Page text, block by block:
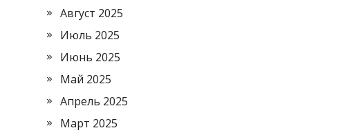
Август 2025
Июль 2025
Июнь 2025
Май 2025
Апрель 2025
Март 2025